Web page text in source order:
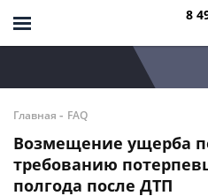
8
Главная - FAQ
Возмещение ущерба
требованию
полгода после ДТП